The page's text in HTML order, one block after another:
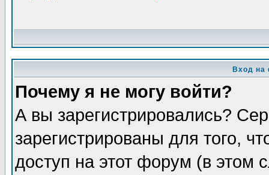
Вход на
Почему я не могу войти?
А вы зарегистрировались?
зарегистрированы для того,
доступ на этот форум (в этом